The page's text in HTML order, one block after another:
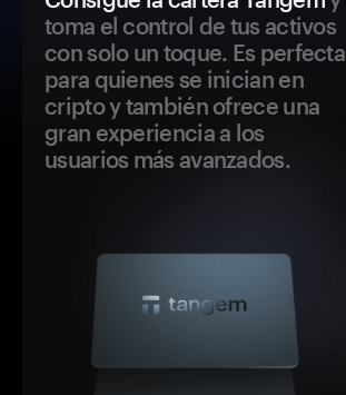
toma el control de tus activos
con solo un toque. Es perfecta
para quienes se inician en
cripto y también ofrece una
gran experiencia a los
usuarios más avanzados.